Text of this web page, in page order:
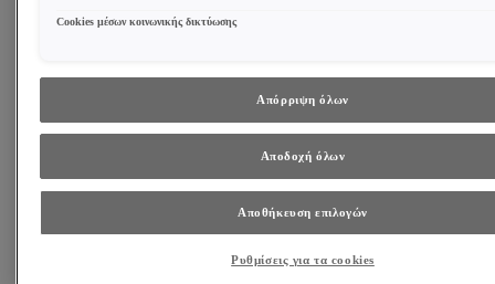
ΔΕΙΤΕ ΟΛΑ ΤΑ ΠΡΟΪΟΝΤΑ
Γλυκολικό Οξύ
ΔΕΙΤΕ ΟΛΑ ΤΑ ΣΥΣΤΑΤΙΚΑ
Αντιγήρανση
Λεπτές γραμμές & Ρυτίδες
Πρώιμα σημάδια γήρανσης
Cookies μέσων κοινωνικής δικτύωσης
Απόρριψη όλων
Αποδοχή όλων
Αποθήκευση επιλογών
Ρυθμίσεις για τα cookies